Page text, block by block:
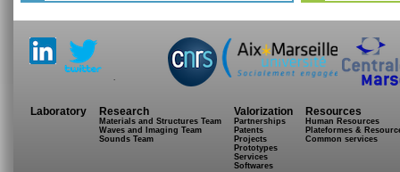
.
Laboratory Research
Materials and Structures Team
Waves and Imaging Team
Sounds Team
Valorization
Partnerships
Patents
Projects
Prototypes
Services
Softwares
Resources
Human Resources
Plateformes &
Common services